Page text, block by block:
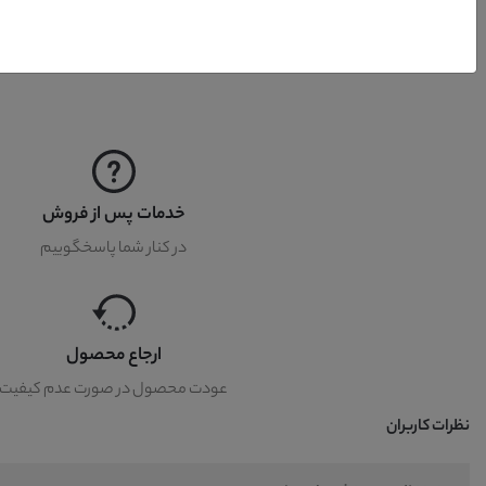
خدمات پس از فروش
در کنار شما پاسخگوییم
ارجاع محصول
عودت محصول در صورت عدم کیفیت
نظرات کاربران